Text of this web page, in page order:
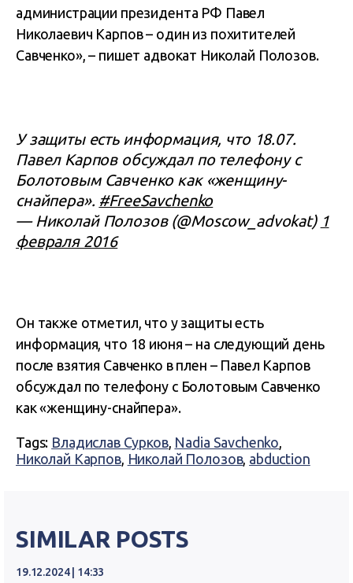
администрации президента РФ Павел
Николаевич Карпов – один из похитителей
Савченко», – пишет адвокат Николай Полозов.
У защиты есть информация, что 18.07.
Павел Карпов обсуждал по телефону с
Болотовым Савченко как «женщину-
снайпера». #FreeSavchenko
— Николай Полозов (@Moscow_advokat) 1
февраля 2016
Он также отметил, что у защиты есть
информация, что 18 июня – на следующий день
после взятия Савченко в плен – Павел Карпов
обсуждал по телефону с Болотовым Савченко
как «женщину-снайпера».
Tags: Владислав Сурков, Nadia Savchenko,
Николай Карпов, Николай Полозов, abduction
SIMILAR POSTS
19.12.2024 | 14:33